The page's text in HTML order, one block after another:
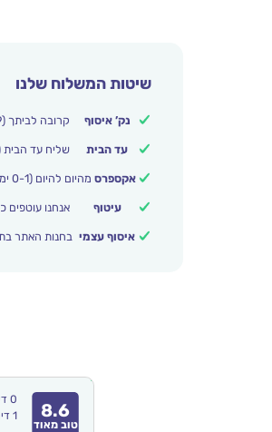
שיטות המשלוח שלנו
נק’ איסוף קרובה לביתך (6-9 ימי עסקים) – 16 ₪. הזמנות מעל 250 ₪ משלוח חינם.
עד הבית שליח עד הבית (3-5 ימי עסקים) – 24 ₪. הזמנות מעל 399 ₪ משלוח
אקספרס מהיום להיום (0-1 ימי עסקים) – 37 ₪.
עיטוף אנחנו עוטפים
איסוף עצמי בחנות האתר בתל
8.6
טוב מאוד
0
1